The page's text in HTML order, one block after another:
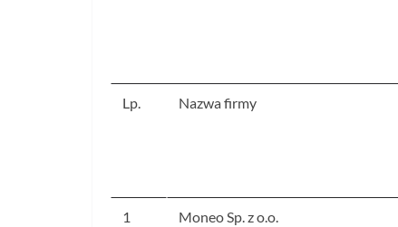
Lp. Nazwa firmy
1 Moneo Sp. z o.o.